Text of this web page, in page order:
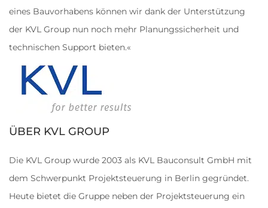
eines Bauvorhabens können wir dank der Unterstützung
der KVL Group nun noch mehr Planungssicherheit und
technischen Support bieten.«
ÜBER KVL GROUP
Die KVL Group wurde 2003 als KVL Bauconsult GmbH mit
dem Schwerpunkt Projektsteuerung in Berlin gegründet.
Heute bietet die Gruppe neben der Projektsteuerung ein